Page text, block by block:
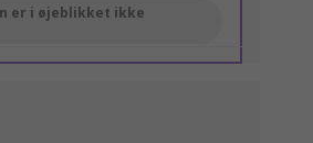
er i øjeblikket ikke